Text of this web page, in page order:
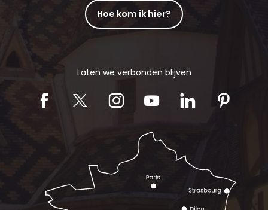
Hoe kom ik hier?
Laten we verbonden blijven